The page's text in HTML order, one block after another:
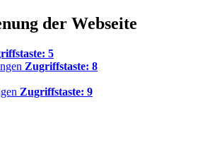
der Webseite
5
Zugriffstaste: 8
Zugriffstaste: 9